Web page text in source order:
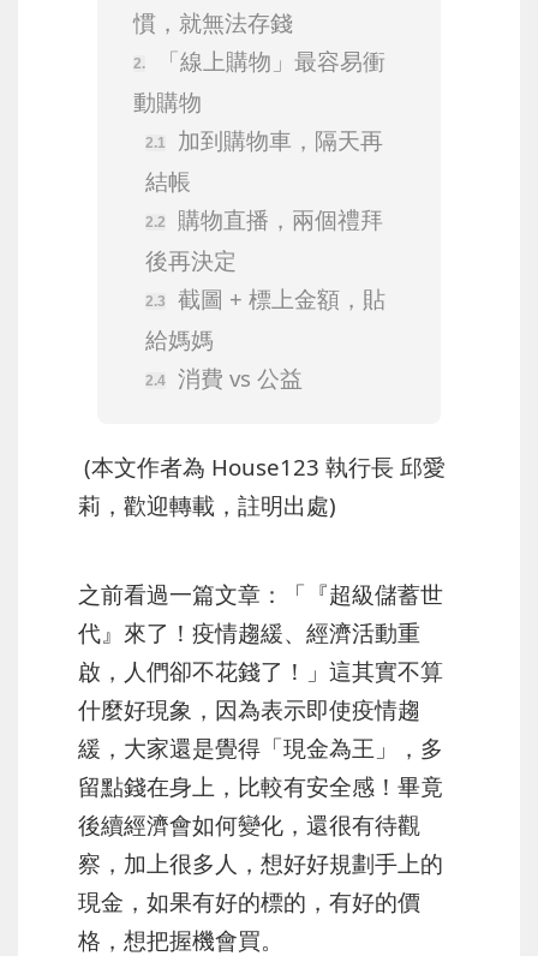
慣，就無法存錢
「線上購物」最容易衝
動購物
加到購物車，隔天再
結帳
購物直播，兩個禮拜
後再決定
截圖 + 標上金額，貼
給媽媽
消費 vs 公益
(本文作者為 House123 執行長 邱愛
莉，歡迎轉載，註明出處)
之前看過一篇文章：「『超級儲蓄世
代』來了！疫情趨緩、經濟活動重
啟，人們卻不花錢了！」這其實不算
什麼好現象，因為表示即使疫情趨
緩，大家還是覺得「現金為王」，多
留點錢在身上，比較有安全感！畢竟
後續經濟會如何變化，還很有待觀
察，加上很多人，想好好規劃手上的
現金，如果有好的標的，有好的價
格，想把握機會買。